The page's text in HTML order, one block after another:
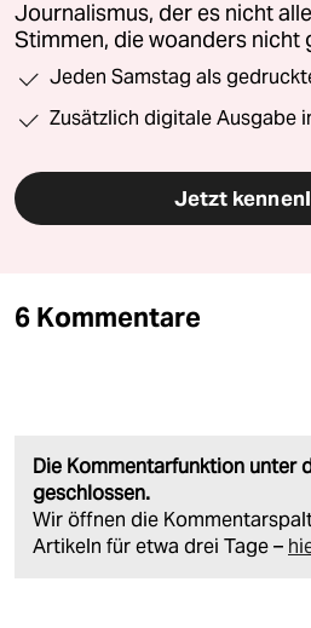
Journalismus, der es nicht
Stimmen, die woanders nicht
Jeden Samstag als
Zusätzlich digitale Ausgabe
Jetzt
6 Kommentare
Die Kommentarfunktion unter
geschlossen.
Wir öffnen die
Artikeln für etwa drei Tage –